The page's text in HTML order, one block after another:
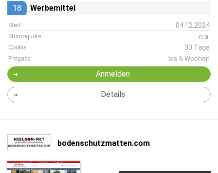
18 Werbemittel
Start 04.12.2024
Stornoquote n.a.
Cookie 30 Tage
Freigabe bis 6 Wochen
Anmelden
Details
bodenschutzmatten.com